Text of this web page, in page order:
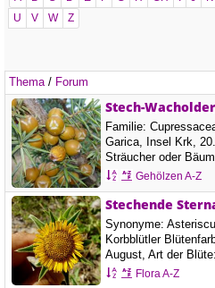
U
V W Z
Thema/ Forum
Stech-
Familie:
Garica, Insel Krk,
Sträucher oder
Meter und oft
Gehölzen A-Z
Stechende
Synonyme:
Korbblütler
August, Art der
Ort: Palit, Insel Rab,
Flora A-Z